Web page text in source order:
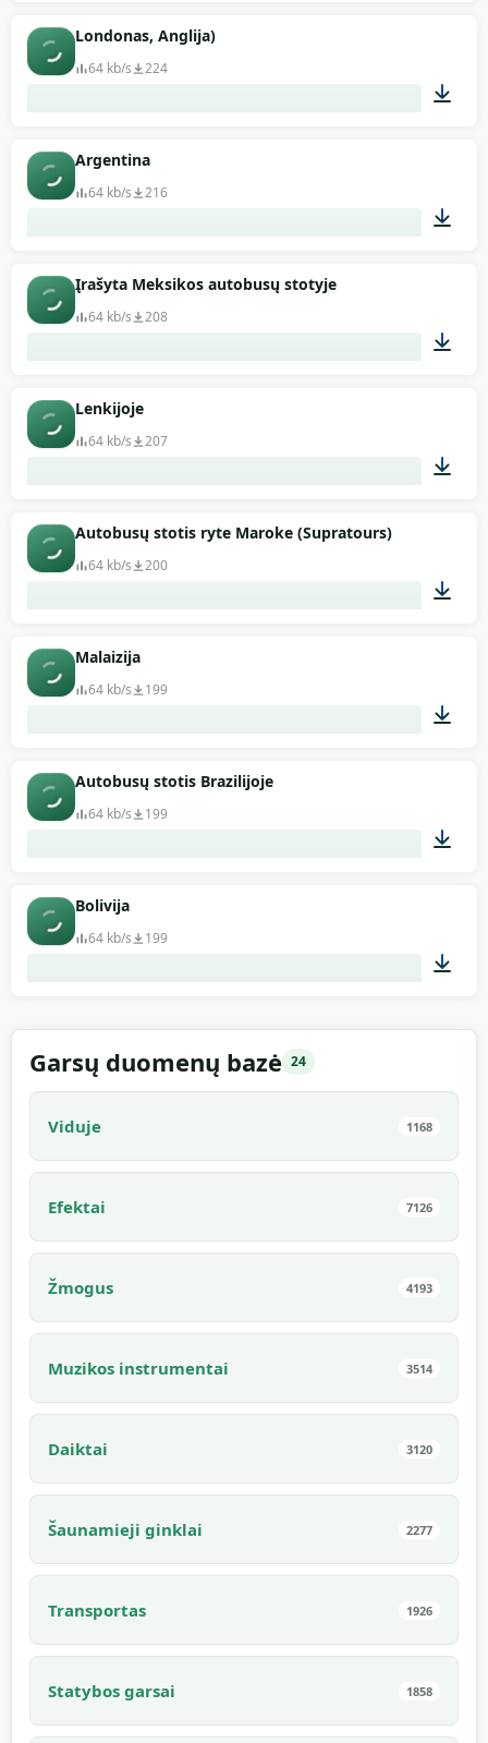
Londonas, Anglija)
64 kb/s 224
Argentina
64 kb/s 216
Įrašyta Meksikos autobusų stotyje
64 kb/s 208
Lenkijoje
64 kb/s 207
Autobusų stotis ryte Maroke (Supratours)
64 kb/s 200
Malaizija
64 kb/s 199
Autobusų stotis Brazilijoje
64 kb/s 199
Bolivija
64 kb/s 199
Garsų duomenų bazė 24
Viduje 1168
Efektai 7126
Žmogus 4193
Muzikos instrumentai 3514
Daiktai 3120
Šaunamieji ginklai 2277
Transportas 1926
Statybos garsai 1858